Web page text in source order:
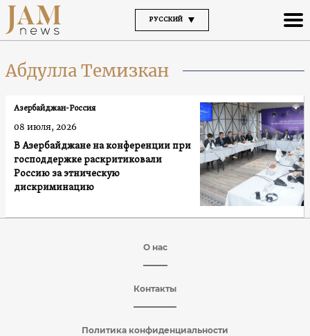
РУССКИЙ
Абдулла Темизкан
В Азербайджане на конференции при
господдержке раскритиковали
Россию за этническую
дискриминацию
Азербайджан-Россия
08 июля, 2026
О нас
Контакты
Политика конфиденциальности